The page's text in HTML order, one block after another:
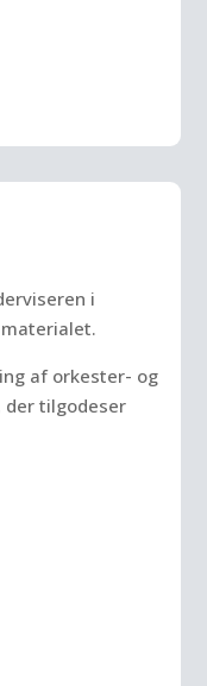
i
af orkester- og
der tilgodeser